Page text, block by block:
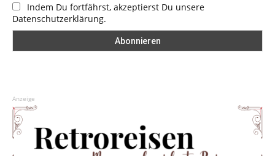
Indem Du fortfährst, akzeptierst Du unsere
Datenschutzerklärung.
Anzeige